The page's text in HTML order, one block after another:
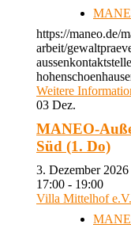
https://maneo.de/
arbeit/
Weitere
03 Dez.
MANEO-
Süd (1. Do)
3. Dezember
17:00 - 19:00
Villa Mittelhof e.V.